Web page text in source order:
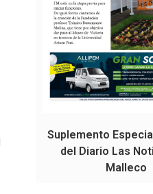
Suplemento
del Diario Las
Malleco